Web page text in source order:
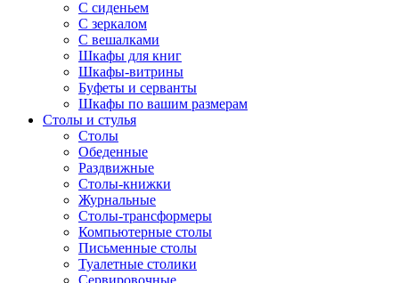
С сиденьем
С зеркалом
С вешалками
Шкафы для книг
Шкафы-витрины
Буфеты и серванты
Шкафы по вашим размерам
Столы и стулья
Столы
Обеденные
Раздвижные
Столы-книжки
Журнальные
Столы-трансформеры
Компьютерные столы
Письменные столы
Туалетные столики